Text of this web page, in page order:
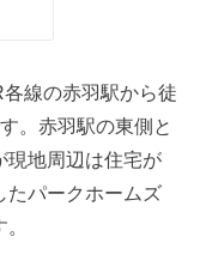
線の赤羽駅から徒
。赤羽駅の東側と
現地周辺は住宅が
たパークホームズ